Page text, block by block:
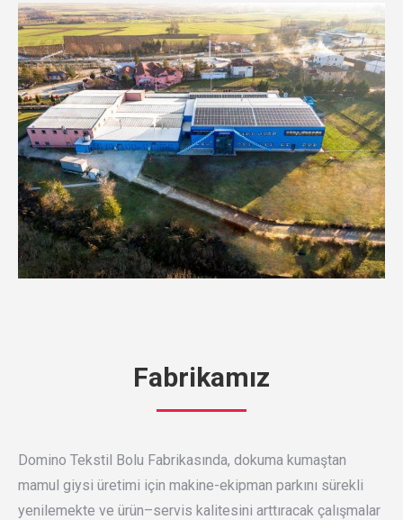
Fabrikamız
Domino Tekstil Bolu Fabrikasında, dokuma kumaştan
mamul giysi üretimi için makine-ekipman parkını sürekli
yenilemekte ve ürün–servis kalitesini arttıracak çalışmalar